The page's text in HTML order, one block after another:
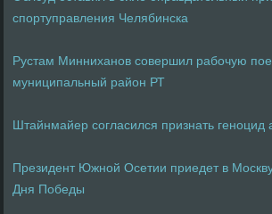
спортуправления Челябинска
Рустам Минниханов совершил рабочую
муниципальный район РТ
Штайнмайер согласился признать геноцид
Президент Южной Осетии приедет в
Дня Победы